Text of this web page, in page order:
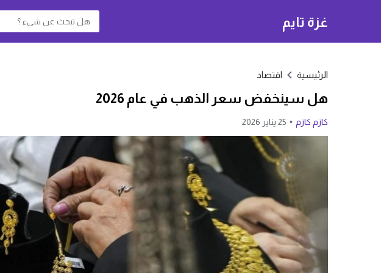
غزة تايم
الرئيسية اقتصاد
هل سينخفض سعر الذهب في عام 2026
كازم كازم 25 يناير 2026